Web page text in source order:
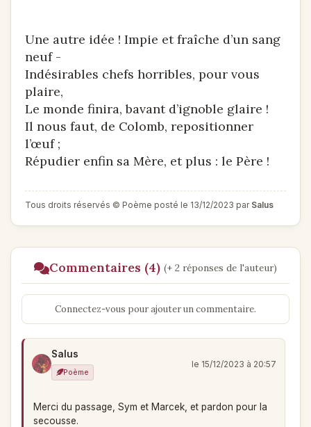
Une autre idée ! Impie et fraîche d’un sang
neuf -
Indésirables chefs horribles, pour vous
plaire,
Le monde finira, bavant d’ignoble glaire !
Il nous faut, de Colomb, repositionner
l’œuf ;
Répudier enfin sa Mère, et plus : le Père !
Tous droits réservés © Poème posté le 13/12/2023 par Salus
Commentaires (4) (+ 2 réponses de l'auteur)
Connectez-vous pour ajouter un commentaire.
Salus
Poème
le 15/12/2023 à 20:57
Merci du passage, Sym et Marcek, et pardon pour la
secousse.